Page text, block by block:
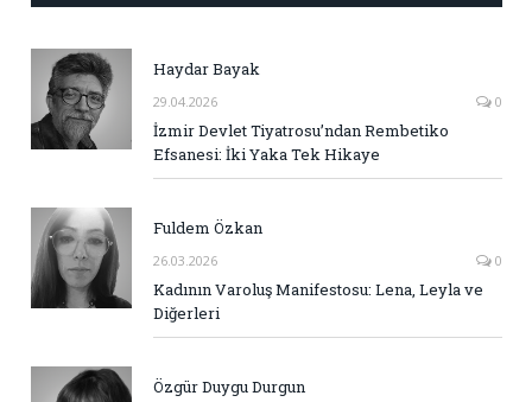
Haydar Bayak
29.04.2026 0
İzmir Devlet Tiyatrosu’ndan Rembetiko
Efsanesi: İki Yaka Tek Hikaye
Fuldem Özkan
26.03.2026 0
Kadının Varoluş Manifestosu: Lena, Leyla ve
Diğerleri
Özgür Duygu Durgun